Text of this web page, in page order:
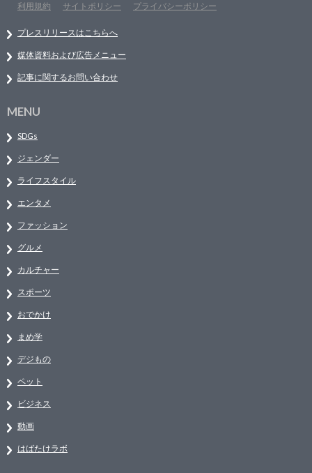
利用規約
サイトポリシー プライバシーポリシー
プレスリリースはこちらへ
媒体資料および広告メニュー
記事に関するお問い合わせ
MENU
SDGs
ジェンダー
ライフスタイル
エンタメ
ファッション
グルメ
カルチャー
スポーツ
おでかけ
まめ学
デジもの
ペット
ビジネス
動画
はばたけラボ